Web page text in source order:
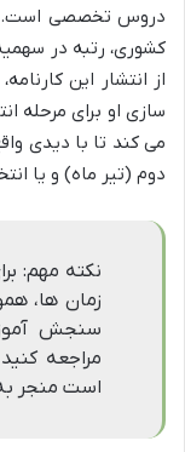
دروس تخصصی است. در
کشوری، رتبه در
از انتشار این
سازی او برای مرحله
می کند تا با دیدی
دوم (تیر ماه) و یا
نکته مهم:
زمان ها،
مراجعه
است منجر